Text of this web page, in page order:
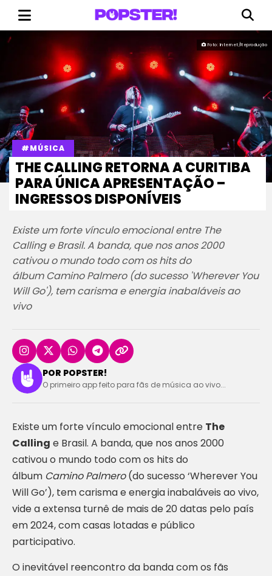
Foto: Internet/Reprodução
#MÚSICA
THE CALLING RETORNA A CURITIBA
PARA ÚNICA APRESENTAÇÃO –
INGRESSOS DISPONÍVEIS
Existe um forte vínculo emocional entre The
Calling e Brasil. A banda, que nos anos 2000
cativou o mundo todo com os hits do
álbum Camino Palmero (do sucesso 'Wherever You
Will Go'), tem carisma e energia inabaláveis ao
vivo
POR POPSTER!
O primeiro app feito para fãs de música ao vivo...
Existe um forte vínculo emocional entre The
Calling e Brasil. A banda, que nos anos 2000
cativou o mundo todo com os hits do
álbum Camino Palmero(do sucesso ‘Wherever You
Will Go’), tem carisma e energia inabaláveis ao vivo,
vide a extensa turnê de mais de 20 datas pelo país
em 2024, com casas lotadas e público
participativo.
O inevitável reencontro da banda com os fãs